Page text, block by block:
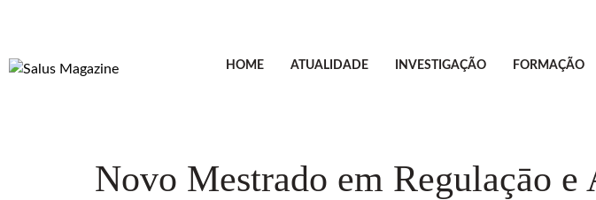
HOME ATUALIDADE INVESTIGAÇÃO FORMAÇÃO
Novo Mestrado em Regulaçāo